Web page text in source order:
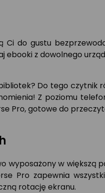
do gustu
z dowolnego
Do tego czytnik
Z poziomu
Pro, gotowe do
wyposażony w większą
Pro zapewnia
rotację ekranu.